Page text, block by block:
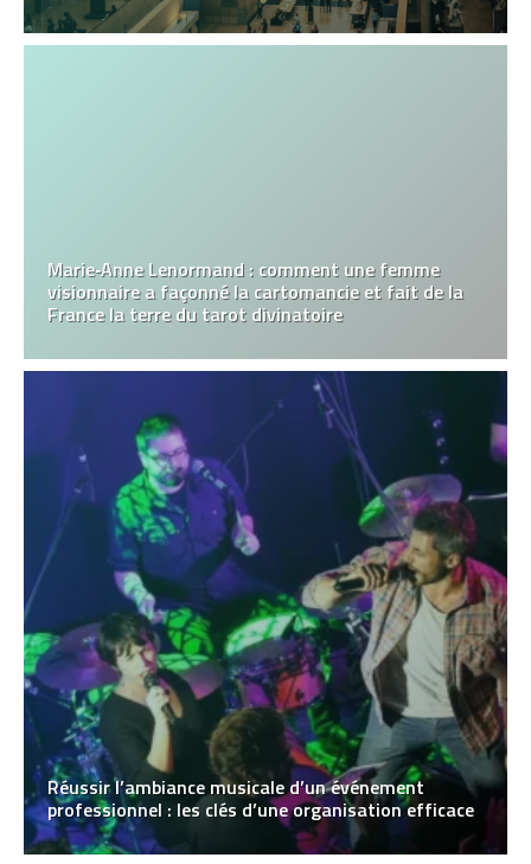
Marie‑Anne Lenormand : comment une femme
visionnaire a façonné la cartomancie et fait de la
France la terre du tarot divinatoire
Réussir l’ambiance musicale d’un événement
professionnel : les clés d’une organisation efficace